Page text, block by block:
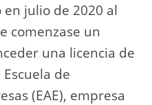
julio de 2020 al
comenzase un
una licencia de
de
(EAE), empresa